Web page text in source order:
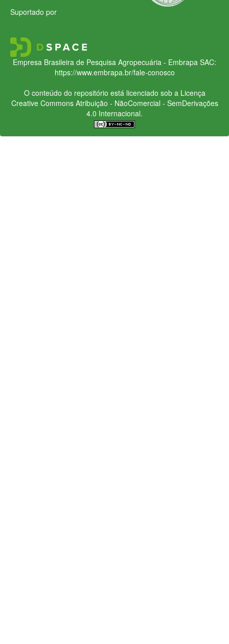
Suportado por
Empresa Brasileira de Pesquisa Agropecuária - Embrapa SAC:
https://www.embrapa.br/fale-conosco
O conteúdo do repositório está licenciado sob a Licença
Creative CommonsAtribuição - NãoComercial - SemDerivações
4.0 Internacional.